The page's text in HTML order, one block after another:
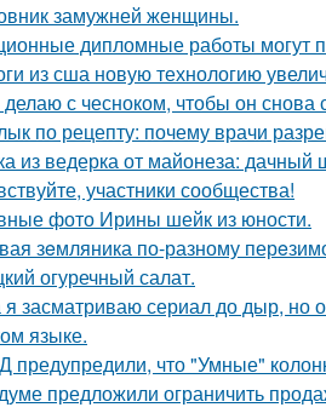
замужней женщины.
дипломные работы могут
из сша новую технологию
делаю с чесноком, чтобы он снова
по рецепту: почему врачи
из ведерка от майонеза: дачный
участники сообщества!
фото Ирины шейк из юности.
зeмляника по-разному
огуречный салат.
я засматриваю сериал до дыр, но
языке.
предупредили, что "Умные"
предложили ограничить